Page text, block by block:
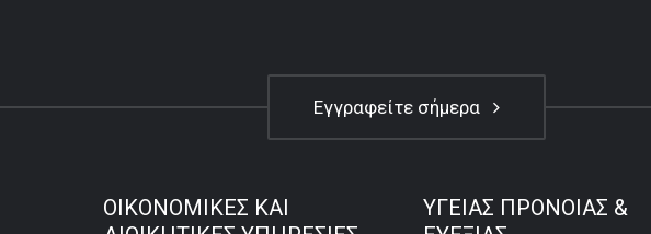
Εγγραφείτε σήμερα
ΟΙΚΟΝΟΜΙΚΕΣ ΚΑΙ
ΥΓΕΙΑΣ ΠΡΟΝΟΙΑΣ &